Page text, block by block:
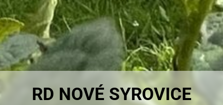
RD NOVÉ SYROVICE